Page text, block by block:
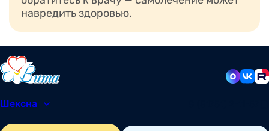
навредить здоровью.
Шексна